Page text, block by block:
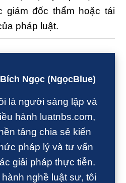
giám đốc thẩm hoặc tái
pháp luật.
Ngọc (NgọcBlue)
là người sáng lập và
hành luatnbs.com,
tảng chia sẻ kiến
pháp lý và tư vấn
giải pháp thực tiễn.
nghề luật sư, tôi